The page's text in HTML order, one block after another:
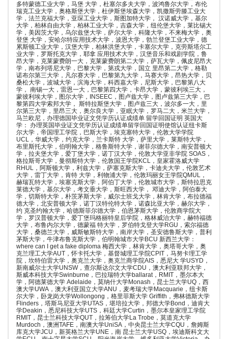
多特蒙德工业大学，马堡 大学，杜塞尔多夫大学，波鸿鲁尔大学，布伦
瑞克工业大学，奥格斯堡大学，杜伊斯堡埃森大学，凯撒斯劳滕工业大
学，法兰克福大学，亚琛工业大学，斯图加特大学， 汉诺威大学，基尔
大学，柏林自由大学，柏林工业大学，吉森大学，纽伦堡大学，莱比锡大
学，美因茨大学，乌尔兹堡大学，萨尔大学，科隆大学，不来梅大学，奥
登堡 大学，安哈尔特应用技术大学，波恩大学，勃兰登堡工业大学，德
累斯顿工业大学，汉堡大学，柏林洪堡大学，卡塞尔大学，克劳斯塔尔工
业大学，罗斯托克大学，耶拿 应用技术大学，汉堡音乐和戏剧学院，鲁
昂大学，克莱蒙费朗一大，克莱蒙费朗第二大学，萨瓦大学，佩皮尼昂大
学，南布列塔尼大学，巴黎大学，第戎大学，国立 里昂第二大学，格勒
诺布尔第三大学，凡尔赛大学，巴黎第九大学，马赛大学，昂热大学，贝
桑松大学，波城大学，滨海大学，科西嘉大学，尼斯大学，巴黎第八大
学， 南锡一大，雷恩一大，巴黎第四大学，卡昂大学，蒙彼利埃三大，
蒙彼利埃大学，图尔大学，INSEEC，图卢兹大学，图卢兹第三大学，巴
黎第四大学索邦大学， 斯特拉斯堡大学，图卢兹三大，波尔多一大，里
尔第三大学，里昂三大，奥尔良大学，亚眠大学，罗马二大，米兰大学，
马兰欧尼，办理德国毕业证文凭学历认证成绩单 留学回国证明 英国大
学： 办理英国毕业证文凭学历认证成绩单留学回国证明使馆认证纽卡斯
尔大学，帝国理工学院，巴斯大学，埃克塞特大学，伦敦大学学院
UCL，华威大学，约克大学，兰卡斯特 大学，萨里大学，莱斯特大学，
布里斯托大学，伯明翰大学，格鲁斯特大学，谢菲尔德大学，南安普顿大
学，拉夫堡大学，爱丁堡大学，诺丁汉大学，伦敦大学亚非学院 SOAS，
格拉斯哥大学，曼彻斯特大学，伦敦国王学院KCL，皇家霍洛威大学
RHUL，阿斯顿大学，利兹大学，萨塞克斯大学，卡迪夫大学，伦敦艺术
大学，雷丁大学，肯特 大学，利物浦大学，伦敦玛丽女王学院QMUL，
赫瑞瓦特大学，埃塞克斯大学，阿伯丁大学，伦敦城市大学，斯特拉思克
莱德大学，基尔大学，考文垂大学，斯旺西大学， 邓迪大学，阿伯泰大
学，切斯特大学，朴茨茅斯大学，威尔士班戈大学，林肯大学，布拉德福
德大学，北安普顿大学，诺丁汉特伦特大学，诺森比亚大学，赫尔大学，
约 克圣约翰大学，哈德斯菲尔德大学，伯恩茅斯大学，伦敦商学院大
学，罗汉普顿大学，爱丁堡玛格丽特皇后学院，格林威治大学，赫特福德
大学，布鲁内尔大学，德蒙福 特大学，罗伯特戈登大学RGU，索尔福德
大学，桑德兰大学，威斯敏斯特大学，南岸大学，圣安德鲁斯大学，普利
茅斯大学，牛津布鲁克斯大学，伯明翰城市大学BCU 新西兰大学：
where can I get a fake diploma 梅西大学，林肯大学，奥塔哥大学，奥
克兰理工大学AUT，怀卡托大学，基督城理工学院CPIT，马努卡理工学
院，坎特伯雷大学，奥克兰大学，奥克兰商学院AIS，悉尼大 学USYD，
新南威尔士大学UNSW，查尔斯达尔文大学CDU，澳大利亚联邦大学，
斯威本科技大学Swinburne，巴拉瑞特大学ballarat，RMIT，墨尔本大
学，阿德莱德大学 Adelaide，莫纳什大学Monash，昆士兰大学UQ，西
澳大学UWA，澳大利亚国立大学ANU，麦考瑞大学Macquarie，纽卡斯
尔大学，卧龙岗大学Wollongong，格里菲斯大学 Griffith，弗林德斯大学
Flinders，塔斯马尼亚大学UTAS，堪培拉大学，邦德大学Bond，迪肯大
学Deakin，悉尼科技大学UTS，科廷大学Curtin，墨尔本皇家理工学院
RMIT，昆士兰科技大学QUT，拉筹伯大学La Trobe，莫道克大学
Murdoch，澳洲TAFE，南澳大学UniSA，中央昆士兰大学CQU，詹姆斯
库克大学JCU，新英格兰大学UNE，南 昆士兰大学USQ，埃迪斯科文大